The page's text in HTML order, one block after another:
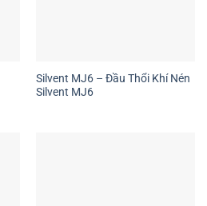
Silvent MJ6 – Đầu Thổi Khí Nén
Silvent MJ6